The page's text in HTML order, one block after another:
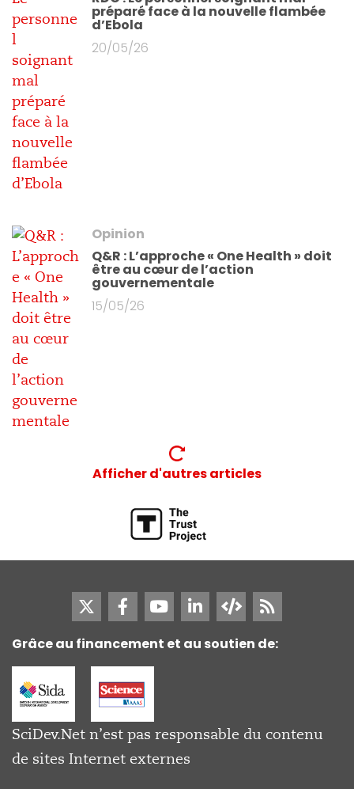
préparé face à la nouvelle flambée
d’Ebola
20/05/26
Opinion
Q&R : L’approche « One Health » doit
être au cœur de l’action
gouvernementale
15/05/26
Afficher d'autres articles
Grâce au financement et au soutien de:
SciDev.Net n’est pas responsable du contenu
de sites Internet externes